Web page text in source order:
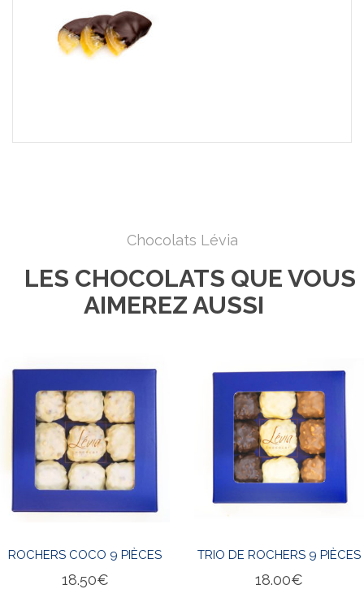
Chocolats Lévia
LES CHOCOLATS QUE VOUS
AIMEREZ AUSSI
ROCHERS COCO 9 PIÈCES
18.50€
TRIO DE ROCHERS 9 PIÈCES
18.00€